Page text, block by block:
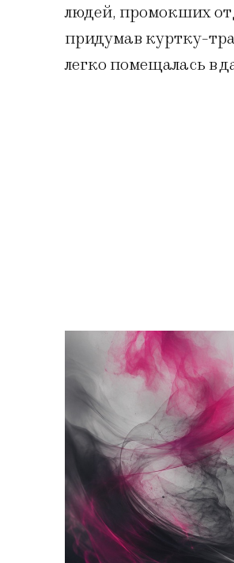
людей, промокших
придумав куртку-
легко помещалась в